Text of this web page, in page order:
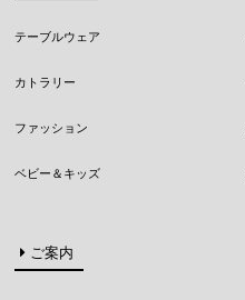
テーブルウェア
カトラリー
ファッション
ベビー＆キッズ
ご案内